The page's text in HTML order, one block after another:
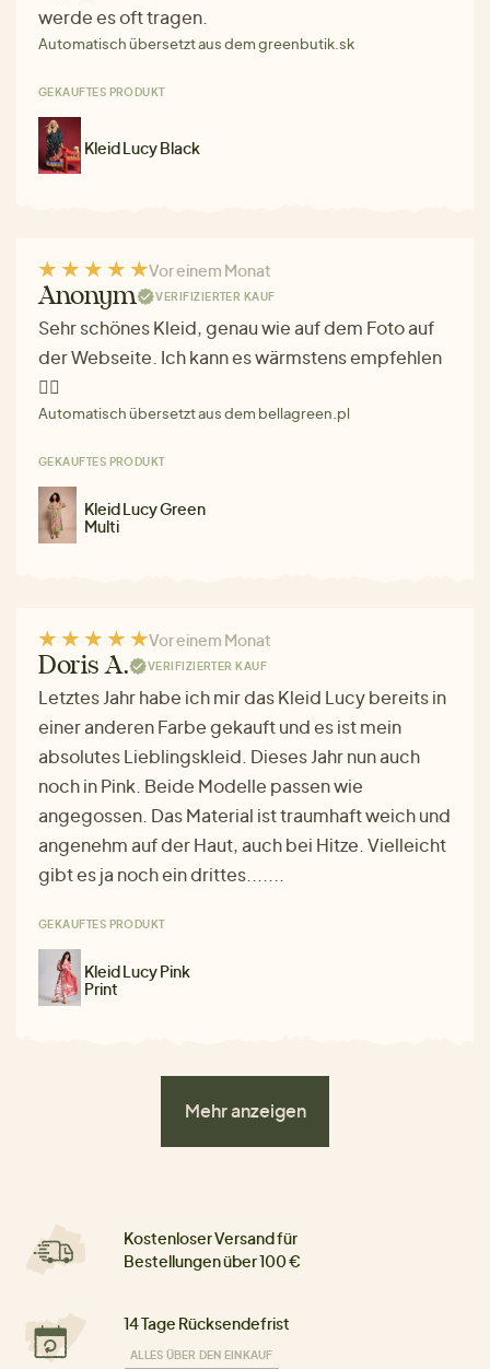
werde es oft tragen.
Automatisch übersetzt aus dem greenbutik.sk
GEKAUFTES PRODUKT
Kleid Lucy Black
Vor einem Monat
Anonym VERIFIZIERTER KAUF
Sehr schönes Kleid, genau wie auf dem Foto auf
der Webseite. Ich kann es wärmstens empfehlen
❤️‍🔥
Automatisch übersetzt aus dem bellagreen.pl
GEKAUFTES PRODUKT
Kleid Lucy Green
Multi
Vor einem Monat
Doris A. VERIFIZIERTER KAUF
Letztes Jahr habe ich mir das Kleid Lucy bereits in
einer anderen Farbe gekauft und es ist mein
absolutes Lieblingskleid. Dieses Jahr nun auch
noch in Pink. Beide Modelle passen wie
angegossen. Das Material ist traumhaft weich und
angenehm auf der Haut, auch bei Hitze. Vielleicht
gibt es ja noch ein drittes.......
GEKAUFTES PRODUKT
Kleid Lucy Pink
Print
Mehr anzeigen
Kostenloser Versand für
Bestellungen über 100 €
14 Tage Rücksendefrist
ALLES ÜBER DEN EINKAUF